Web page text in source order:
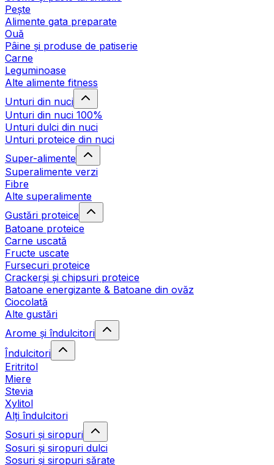
Pește
Alimente gata preparate
Ouă
Pâine și produse de patiserie
Carne
Leguminoase
Alte alimente fitness
Unturi din nuci
Unturi din nuci 100%
Unturi dulci din nuci
Unturi proteice din nuci
Super-alimente
Superalimente verzi
Fibre
Alte superalimente
Gustări proteice
Batoane proteice
Carne uscată
Fructe uscate
Fursecuri proteice
Crackerși și chipsuri proteice
Batoane energizante & Batoane din ovăz
Ciocolată
Alte gustări
Arome și îndulcitori
Îndulcitori
Eritritol
Miere
Stevia
Xylitol
Alți îndulcitori
Sosuri și siropuri
Sosuri și siropuri dulci
Sosuri și siropuri sărate